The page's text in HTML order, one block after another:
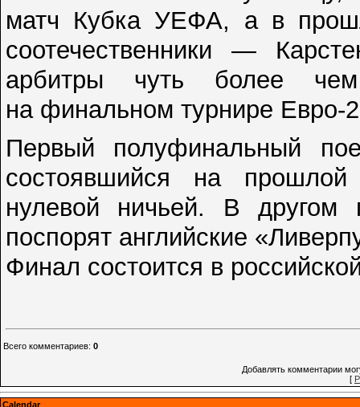
матч Кубка УЕФА, а в
соотечественники —
арбитры чуть более
на финальном турнире Евро-
Первый полуфинальный
состоявшийся на
нулевой ничьей. В другом
поспорят английские
Финал состоится в
Всего комментариев: 0
Добавлять комментарии
[
Calendar